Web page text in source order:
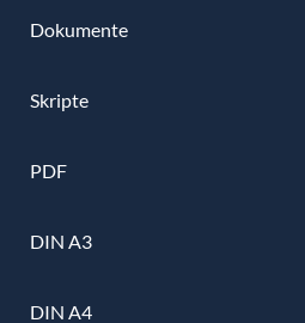
Dokumente
Skripte
PDF
DIN A3
DIN A4